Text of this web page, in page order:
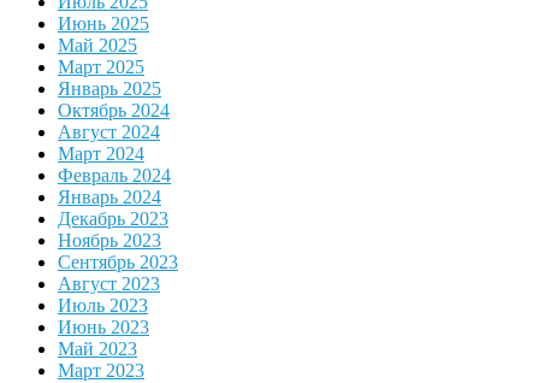
Июнь 2025
Май 2025
Март 2025
Январь 2025
Октябрь 2024
Август 2024
Март 2024
Февраль 2024
Январь 2024
Декабрь 2023
Ноябрь 2023
Сентябрь 2023
Август 2023
Июль 2023
Июнь 2023
Май 2023
Март 2023